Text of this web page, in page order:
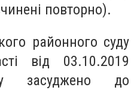
повторно).
районного суду
від 03.10.2019
засуджено до